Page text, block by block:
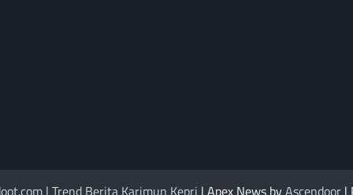
| Trend Berita Karimun Kepri | Apex News byAscendoor |